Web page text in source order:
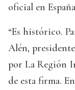
oficial en
“Es histórico.
Alén,
por La Región
de esta firma.